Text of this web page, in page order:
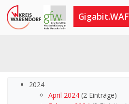
Gigabit.WAF
2024
April 2024(2 Einträge)